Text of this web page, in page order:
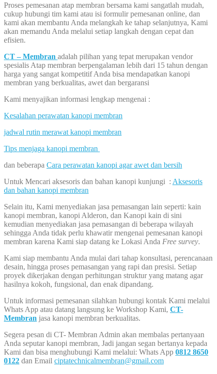
Proses pemesanan atap membran bersama kami sangatlah mudah,
cukup hubungi tim kami atau isi formulir pemesanan online, dan
kami akan membantu Anda melangkah ke tahap selanjutnya, Kami
akan memandu Anda melalui setiap langkah dengan cepat dan
efisien.
CT – Membran adalah pilihan yang tepat merupakan vendor
spesialis Atap membran berpengalaman lebih dari 15 tahun dengan
harga yang sangat kompetitif Anda bisa mendapatkan kanopi
membran yang berkualitas, awet dan bergaransi
Kami menyajikan informasi lengkap mengenai :
Kesalahan perawatan kanopi membran
jadwal rutin merawat kanopi membran
Tips menjaga kanopi membran
dan beberapa Cara perawatan kanopi agar awet dan bersih
Untuk Mencari aksesoris dan bahan kanopi kunjungi : Aksesoris
dan bahan kanopi membran
Selain itu, Kami menyediakan jasa pemasangan lain seperti: kain
kanopi membran, kanopi Alderon, dan Kanopi kain di sini
kemudian menyediakan jasa pemasangan di beberapa wilayah
sehingga Anda tidak perlu khawatir mengenai pemesanan kanopi
membran karena Kami siap datang ke Lokasi Anda Free survey.
Kami siap membantu Anda mulai dari tahap konsultasi, perencanaan
desain, hingga proses pemasangan yang rapi dan presisi. Setiap
proyek dikerjakan dengan perhitungan struktur yang matang agar
hasilnya kokoh, fungsional, dan enak dipandang.
Untuk informasi pemesanan silahkan hubungi kontak Kami melalui
Whats App atau datang langsung ke Workshop Kami, CT-
Membran jasa kanopi membran berkualitas.
Segera pesan di CT- Membran Admin akan membalas pertanyaan
Anda seputar kanopi membran, Jadi jangan segan bertanya kepada
Kami dan bisa menghubungi Kami melalui: Whats App 0812 8650
0122 dan Email ciptatechnicalmembran@gmail.com